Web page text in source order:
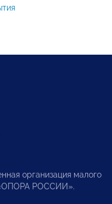
организация малого
«ОПОРА РОССИИ».